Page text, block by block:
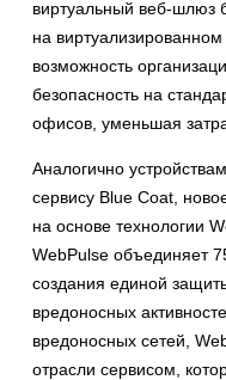
виртуальный веб-шлюз
на
возможность
безопасность на
офисов, уменьшая
Аналогично
сервису Blue Coat,
на основе технологии
WebPulse объединяет
создания единой
вредоносных
вредоносных сетей,
отрасли сервисом,